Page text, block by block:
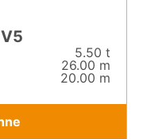
5.50 t
26.00 m
20.00 m